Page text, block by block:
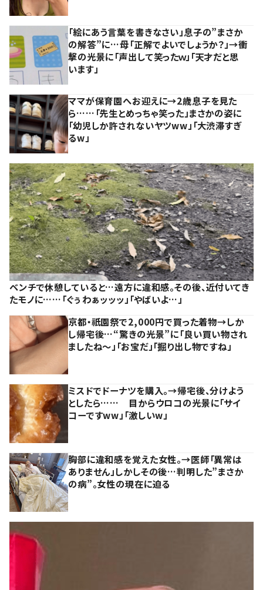
「絵にあう言葉を書きなさい」息子の”まさか
の解答”に…母「正解でよいでしょうか？」→衝
撃の光景に「声出して笑ったｗ」「天才だと思
います」
ママが保育園へお迎えに→2歳息子を見た
ら……「先生とめっちゃ笑った」まさかの姿に
「幼児しか許されないヤツww」「大渋滞すぎ
るw」
ベンチで休憩していると…遠方に違和感。その後、近付いてき
たモノに……「ぐぅわぁッッッ」「やばいよ…」
京都・祇園祭で2,000円で買った着物→しか
し帰宅後…“驚きの光景”に「良い買い物され
ましたね～」「お宝だ」「掘り出し物ですね」
ミスドでドーナツを購入。→帰宅後、分けよう
としたら…… 目からウロコの光景に「サイ
コーですww」「激しいw」
胸部に違和感を覚えた女性。→医師「異常は
ありません」しかしその後…判明した”まさか
の病”。女性の現在に迫る